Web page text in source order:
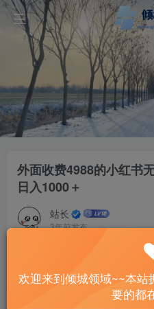
外面收费4988的小红书
日入1000＋
站长
3年前发布
此内容为付费资源，请付费后查
欢迎来到倾城领域~~本站
要的都